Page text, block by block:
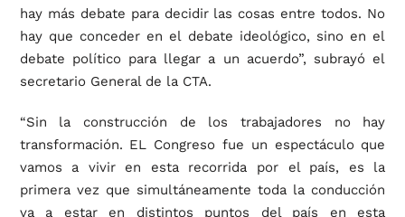
hay más debate para decidir las cosas entre todos. No
hay que conceder en el debate ideológico, sino en el
debate político para llegar a un acuerdo”, subrayó el
secretario General de la CTA.
“Sin la construcción de los trabajadores no hay
transformación. EL Congreso fue un espectáculo que
vamos a vivir en esta recorrida por el país, es la
primera vez que simultáneamente toda la conducción
va a estar en distintos puntos del país en esta